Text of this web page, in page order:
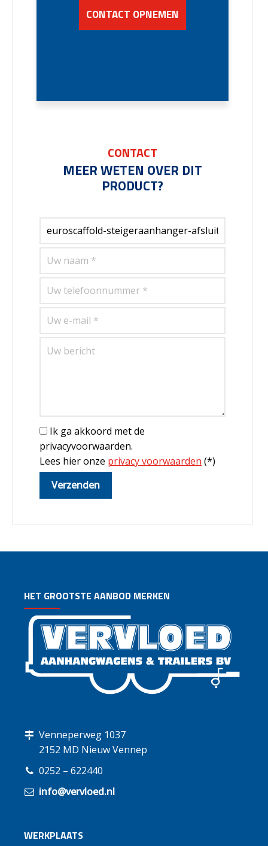
CONTACT OPNEMEN
CONTACT
MEER WETEN OVER DIT
PRODUCT?
Ik ga akkoord met de
privacyvoorwaarden.
Lees hier onze privacy voorwaarden (*)
HET GROOTSTE AANBOD MERKEN
Venneperweg 1037
2152 MD Nieuw Vennep
0252 – 622440
info@vervloed.nl
WERKPLAATS